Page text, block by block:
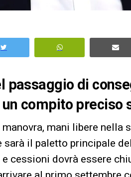
passaggio di
compito preciso
mani libere nella
sarà il paletto principale
cessioni dovrà essere